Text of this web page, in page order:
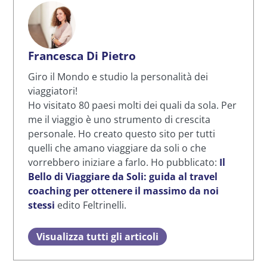
Francesca Di Pietro
Giro il Mondo e studio la personalità dei
viaggiatori!
Ho visitato 80 paesi molti dei quali da sola. Per
me il viaggio è uno strumento di crescita
personale. Ho creato questo sito per tutti
quelli che amano viaggiare da soli o che
vorrebbero iniziare a farlo. Ho pubblicato: Il
Bello di Viaggiare da Soli: guida al travel
coaching per ottenere il massimo da noi
stessi edito Feltrinelli.
Visualizza tutti gli articoli